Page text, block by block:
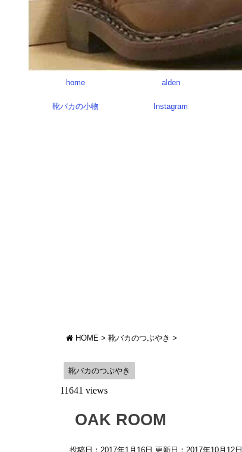
home alden
靴バカの小物 Instagram
HOME > 靴バカのつぶやき >
靴バカのつぶやき
11641 views
OAK ROOM
投稿日：2017年1月16日 更新日： 2017年10月12日